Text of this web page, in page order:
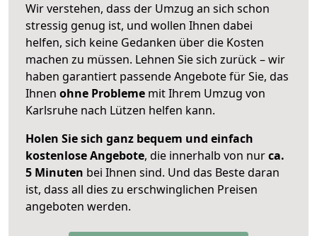
Wir verstehen, dass der Umzug an sich schon
stressig genug ist, und wollen Ihnen dabei
helfen, sich keine Gedanken über die Kosten
machen zu müssen. Lehnen Sie sich zurück – wir
haben garantiert passende Angebote für Sie, das
Ihnen ohne Probleme mit Ihrem Umzug von
Karlsruhe nach Lützen helfen kann.
Holen Sie sich ganz bequem und einfach
kostenlose Angebote, die innerhalb von nurca.
5 Minuten bei Ihnen sind. Und das Beste daran
ist, dass all dies zu erschwinglichen Preisen
angeboten werden.